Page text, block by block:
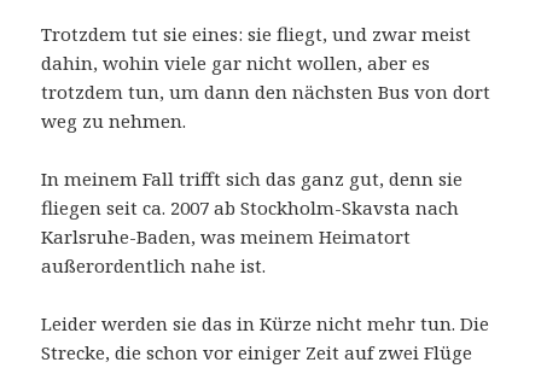
Trotzdem tut sie eines: sie fliegt, und zwar meist
dahin, wohin viele gar nicht wollen, aber es
trotzdem tun, um dann den nächsten Bus von dort
weg zu nehmen.
In meinem Fall trifft sich das ganz gut, denn sie
fliegen seit ca. 2007 ab Stockholm-Skavsta nach
Karlsruhe-Baden, was meinem Heimatort
außerordentlich nahe ist.
Leider werden sie das in Kürze nicht mehr tun. Die
Strecke, die schon vor einiger Zeit auf zwei Flüge